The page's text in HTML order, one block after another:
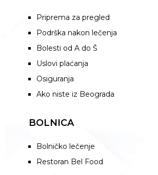
Priprema za pregled
Podrška nakon lečenja
Bolesti od A do Š
Uslovi plaćanja
Osiguranja
Ako niste iz Beograda
BOLNICA
Bolničko lečenje
Restoran Bel Food